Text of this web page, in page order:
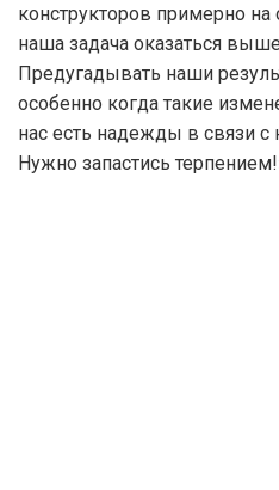
конструкторов примерно
наша задача оказаться
Предугадывать наши
особенно когда такие
нас есть надежды в связи
Нужно запастись